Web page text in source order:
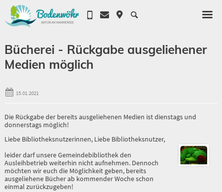
Bücherei - Rückgabe ausgeliehener
Medien möglich
15.01.2021
Die Rückgabe der bereits ausgeliehenen Medien ist dienstags und
donnerstags möglich!
Liebe Bibliotheksnutzerinnen, Liebe Bibliotheksnutzer,
leider darf unsere Gemeindebibliothek den
Ausleihbetrieb weiterhin nicht aufnehmen. Dennoch
möchten wir euch die Möglichkeit geben, bereits
ausgeliehene Bücher ab kommender Woche schon
einmal zurückzugeben!